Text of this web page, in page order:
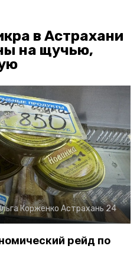
в Астрахани
на щучью,
Корженко Астрахань 24
рейд по